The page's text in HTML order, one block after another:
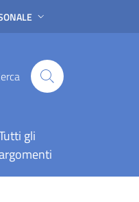
gli